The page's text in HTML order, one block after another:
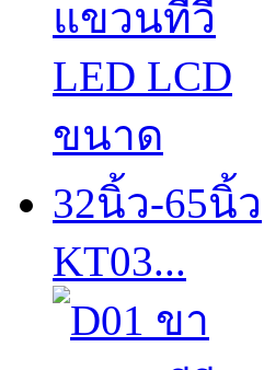
KT03...